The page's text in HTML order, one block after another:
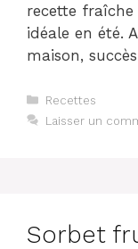
recette
idéale en été.
maison,
Catégories
Recettes
Laisser un
Sorbet